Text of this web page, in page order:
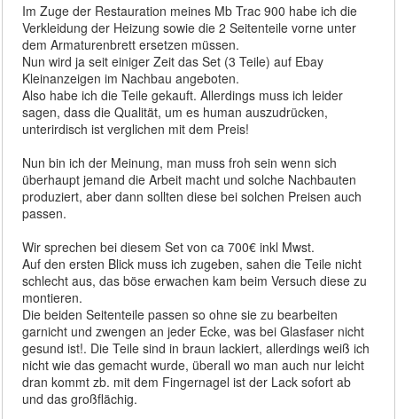
Im Zuge der Restauration meines Mb Trac 900 habe ich die
Verkleidung der Heizung sowie die 2 Seitenteile vorne unter
dem Armaturenbrett ersetzen müssen.
Nun wird ja seit einiger Zeit das Set (3 Teile) auf Ebay
Kleinanzeigen im Nachbau angeboten.
Also habe ich die Teile gekauft. Allerdings muss ich leider
sagen, dass die Qualität, um es human auszudrücken,
unterirdisch ist verglichen mit dem Preis!
Nun bin ich der Meinung, man muss froh sein wenn sich
überhaupt jemand die Arbeit macht und solche Nachbauten
produziert, aber dann sollten diese bei solchen Preisen auch
passen.
Wir sprechen bei diesem Set von ca 700€ inkl Mwst.
Auf den ersten Blick muss ich zugeben, sahen die Teile nicht
schlecht aus, das böse erwachen kam beim Versuch diese zu
montieren.
Die beiden Seitenteile passen so ohne sie zu bearbeiten
garnicht und zwengen an jeder Ecke, was bei Glasfaser nicht
gesund ist!. Die Teile sind in braun lackiert, allerdings weiß ich
nicht wie das gemacht wurde, überall wo man auch nur leicht
dran kommt zb. mit dem Fingernagel ist der Lack sofort ab
und das großflächig.